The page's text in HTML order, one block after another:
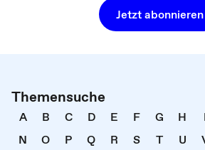
Jetzt abonnieren
Themensuche
A B C D E F G H
N
O P Q R S T U